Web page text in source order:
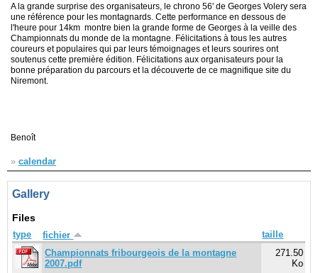
Créer un nouveau compte
Demander un nouveau mot de passe
A la grande surprise des organisateurs, le chrono 56' de Georges Volery sera
une référence pour les montagnards. Cette performance en dessous de
l'heure pour 14km montre bien la grande forme de Georges à la veille des
Championnats du monde de la montagne. Félicitations à tous les autres
coureurs et populaires qui par leurs témoignages et leurs sourires ont
soutenus cette première édition. Félicitations aux organisateurs pour la
bonne préparation du parcours et la découverte de ce magnifique site du
Niremont.
Benoît
» calendar
Gallery
Files
type fichier
taille
Championnats fribourgeois de la montagne
2007.pdf
271.50
Ko